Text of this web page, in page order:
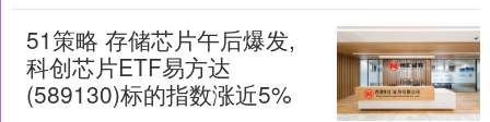
51策略 存储芯片午后爆发,
科创芯片ETF易方达
(589130)标的指数涨近5%